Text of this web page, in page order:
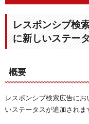
レスポンシブ検
に新しいステー
概要
レスポンシブ検索広告に
いステータスが追加されま